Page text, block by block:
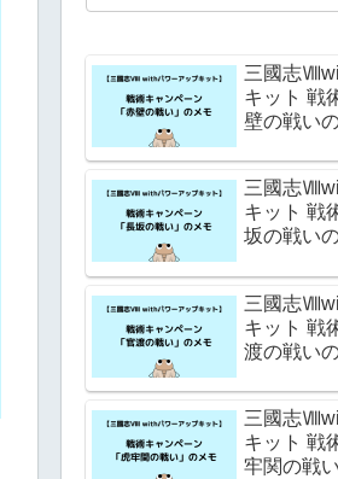
三國志
キット 戦
壁の戦い
三國志
キット 戦
坂の戦い
三國志
キット 戦
渡の戦い
三國志
キット 戦
牢関の戦